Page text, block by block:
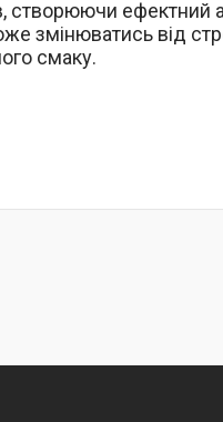
створюючи ефектний
змінюватись від
смаку.